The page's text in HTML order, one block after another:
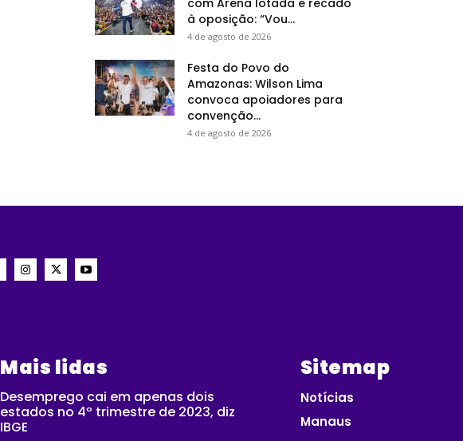
à oposição: “Vou...
4 de agosto de 2026
Festa do Povo do
Amazonas: Wilson Lima
convoca apoiadores para
convenção...
4 de agosto de 2026
Mais lidas
Desemprego cai em apenas dois
estados no 4º trimestre de 2023, diz
IBGE
Sitemap
Notícias
Manaus